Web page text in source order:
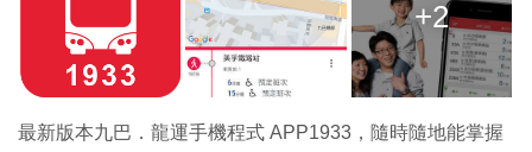
+2
最新版本九巴．龍運手機程式 APP1933，隨時隨地能掌握